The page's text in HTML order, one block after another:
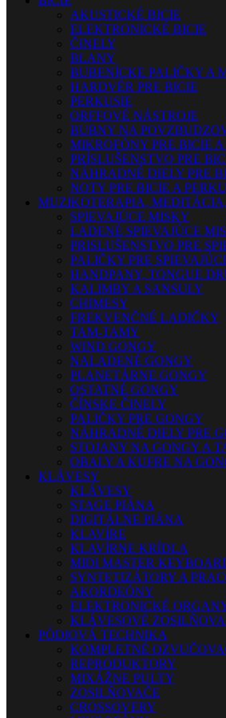
AKUSTICKÉ BICIE
ELEKTRONICKÉ BICIE
ČINELY
BLANY
BUBENÍCKE PALIČKY A
HARDVÉR PRE BICIE
PERKUSIE
ORFFOVÉ NÁSTROJE
BUBNY NA
MIKROFÓNY PRE BICIE A
PRÍSLUŠENSTVO PRE
NÁHRADNÉ DIELY PRE
NOTY PRE BICIE A
MUZIKOTERAPIA,
SPIEVAJÚCE MISKY
LADENÉ SPIEVAJÚCE
PRISLUŠENSTVO PRE
PALIČKY PRE
HANDPANY, TONGUE
KALIMBY A SANSULY
CHIMESY
FREKVENČNÉ LADIČKY
TAM-TAMY
WIND GONGY
NALADENÉ GONGY
PLANETÁRNE GONGY
OSTATNÉ GONGY
ČÍNSKE ČINELY
PALIČKY PRE GONGY
NÁHRADNÉ DIELY PRE
STOJANY NA GONGY A
OBALY A KUFRE NA
KLÁVESY
KLÁVESY
STAGE PIÁNA
DIGITÁLNE PIÁNA
KLAVÍRE
KLAVÍRNE KRÍDLA
MIDI MASTER
SYNTETIZÁTORY A
AKORDEÓNY
ELEKTRONICKÉ
KLÁVESOVÉ
PÓDIOVÁ TECHNIKA
KOMPLETNÉ
REPRODUKTORY
MIXÁŽNE PULTY
ZOSILŇOVAČE
CROSSOVERY